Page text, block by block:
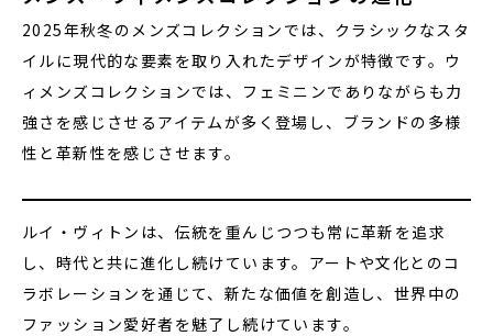
2025年秋冬のメンズコレクションでは、クラシックなスタ
イルに現代的な要素を取り入れたデザインが特徴です。ウ
ィメンズコレクションでは、フェミニンでありながらも力
強さを感じさせるアイテムが多く登場し、ブランドの多様
性と革新性を感じさせます。
ルイ・ヴィトンは、伝統を重んじつつも常に革新を追求
し、時代と共に進化し続けています。アートや文化とのコ
ラボレーションを通じて、新たな価値を創造し、世界中の
ファッション愛好者を魅了し続けています。